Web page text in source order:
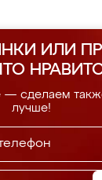
ИЛИ
— сделаем
лучше!